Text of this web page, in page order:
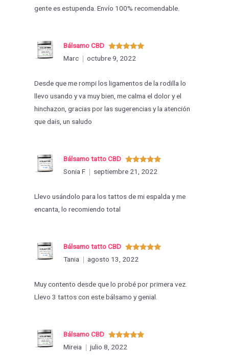
gente es estupenda. Envío 100% recomendable.
Valorado
con5de 5
Bálsamo CBD
Marc
octubre 9, 2022
Desde que me rompi los ligamentos de la rodilla lo
llevo usando y va muy bien, me calma el dolor y el
hinchazon, gracias por las sugerencias y la atención
que dais, un saludo
Valorado
con 5de 5
Bálsamo tatto CBD
Sonia F
septiembre 21, 2022
Llevo usándolo para los tattos de mi espalda y me
encanta, lo recomiendo total
Valorado
con
Bálsamo tatto CBD
Tania
agosto 13, 2022
Muy contento desde que lo probé por primera vez.
Llevo 3 tattos con este bálsamo y genial.
Valorado
con5de 5
Bálsamo CBD
Mireia
julio 8, 2022